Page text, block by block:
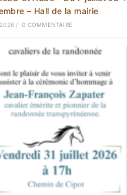
– Hall de la mairie
/ 0 COMMENTAIRE